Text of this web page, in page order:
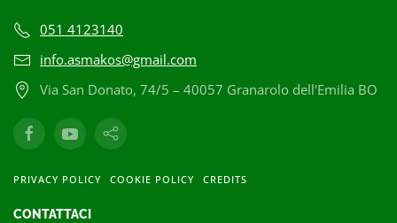
051 4123140
info.asmakos@gmail.com
Via San Donato, 74/5 – 40057 Granarolo dell'Emilia BO
PRIVACY POLICY COOKIE POLICY CREDITS
CONTATTACI